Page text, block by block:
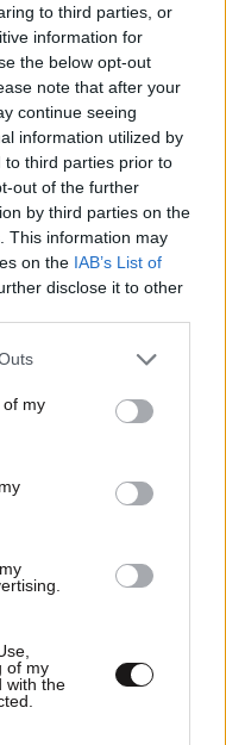
to third parties, or
information for
the below opt-out
note that after your
continue seeing
information utilized by
to third parties prior to
out of the further
by third parties on the
This information may
on the IAB’s List of
disclose it to other
one or more Google
You may click to
its third-party tags to
in below Google
of my
of my
with the